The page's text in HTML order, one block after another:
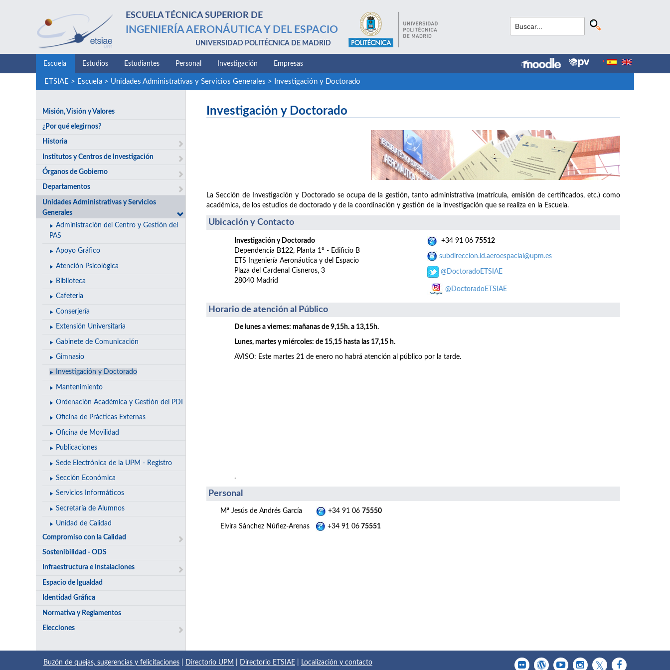
ESCUELA TÉCNICA SUPERIOR DE
INGENIERÍA AERONÁUTICA Y DEL ESPACIO
UNIVERSIDAD POLITÉCNICA DE MADRID
Escuela Estudios Estudiantes Personal Investigación Empresas
ETSIAE > Escuela> Unidades Administrativas y Servicios Generales > Investigación y Doctorado
Misión, Visión y Valores
¿Por qué elegirnos?
Historia
Institutos y Centros de Investigación
Órganos de Gobierno
Departamentos
Unidades Administrativas y Servicios
Generales
Administración del Centro y Gestión del
PAS
Apoyo Gráfico
Atención Psicológica
Biblioteca
Cafetería
Conserjería
Extensión Universitaria
Gabinete de Comunicación
Gimnasio
Investigación y Doctorado
Mantenimiento
Ordenación Académica y Gestión del PDI
Oficina de Prácticas Externas
Oficina de Movilidad
Publicaciones
Sede Electrónica de la UPM - Registro
Sección Económica
Servicios Informáticos
Secretaría de Alumnos
Unidad de Calidad
Compromiso con la Calidad
Sostenibilidad - ODS
Infraestructura e Instalaciones
Espacio de Igualdad
Identidad Gráfica
Normativa y Reglamentos
Elecciones
Investigación y Doctorado
La Sección de Investigación y Doctorado se ocupa de la gestión, tanto administrativa (matrícula, emisión de certificados, etc.) como
académica, de los estudios de doctorado y de la coordinación y gestión de la investigación que se realiza en la Escuela.
Ubicación y Contacto
Investigación y Doctorado
Dependencia B122, Planta 1º - Edificio B
ETS Ingeniería Aeronáutica y del Espacio
Plaza del Cardenal Cisneros, 3
28040 Madrid
+34 91 06 75512
subdireccion.id.aeroespacial@upm.es
@DoctoradoETSIAE
@DoctoradoETSIAE
Horario de atención al Público
De lunes a viernes: mañanas de 9,15h. a 13,15h.
Lunes, martes y miércoles: de 15,15 hasta las 17,15 h.
AVISO: Este martes 21 de enero no habrá atención al público por la tarde.
.
Personal
Mª Jesús de Andrés García +34 91 06 75550
Elvira Sánchez Núñez-Arenas +34 91 06 75551
Buzón de quejas, sugerencias y felicitaciones Directorio UPM Directorio ETSIAE Localización y contacto